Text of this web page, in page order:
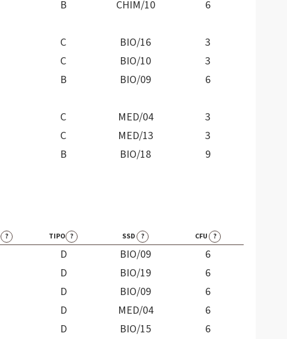
B CHIM/10
6
C BIO/16
3
C BIO/10
3
B BIO/09
6
C MED/04
3
C MED/13
3
B BIO/18 9
? TIPO ? SSD ? CFU ?
D BIO/09
6
D BIO/19
6
D BIO/09
6
D MED/04
6
D BIO/15
6